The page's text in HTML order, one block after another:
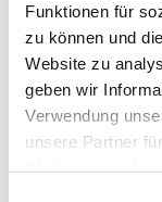
Funktionen für
zu können und
Website zu
geben wir
Verwendung
unsere Partner